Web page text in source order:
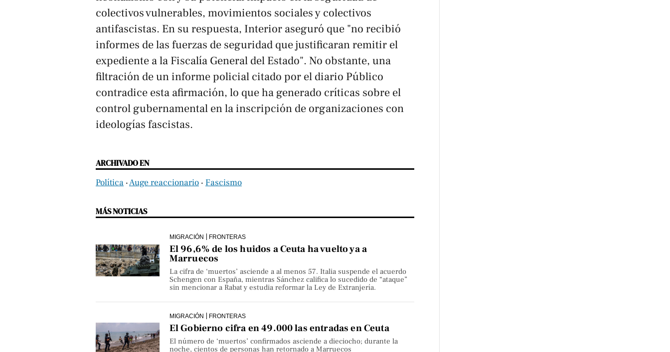
colectivos vulnerables, movimientos sociales y colectivos
antifascistas. En su respuesta, Interior aseguró que "no recibió
informes de las fuerzas de seguridad que justificaran remitir el
expediente a la Fiscalía General del Estado". No obstante, una
filtración de un informe policial citado por el diario Público
contradice esta afirmación, lo que ha generado críticas sobre el
control gubernamental en la inscripción de organizaciones con
ideologías fascistas.
ARCHIVADO EN
Política ‧Auge reaccionario ‧ Fascismo
MÁS NOTICIAS
MIGRACIÓN FRONTERAS
El 96,6% de los huidos a Ceuta ha vuelto ya a
Marruecos
La cifra de ‘muertos’ asciende a al menos 57. Italia suspende el acuerdo
Schengen con España, mientras Sánchez califica lo sucedido de “ataque”
sin mencionar a Rabat y estudia reformar la Ley de Extranjería.
MIGRACIÓN FRONTERAS
El Gobierno cifra en 49.000 las entradas en Ceuta
El número de ‘muertos’ confirmados asciende a dieciocho; durante la
noche, cientos de personas han retornado a Marruecos